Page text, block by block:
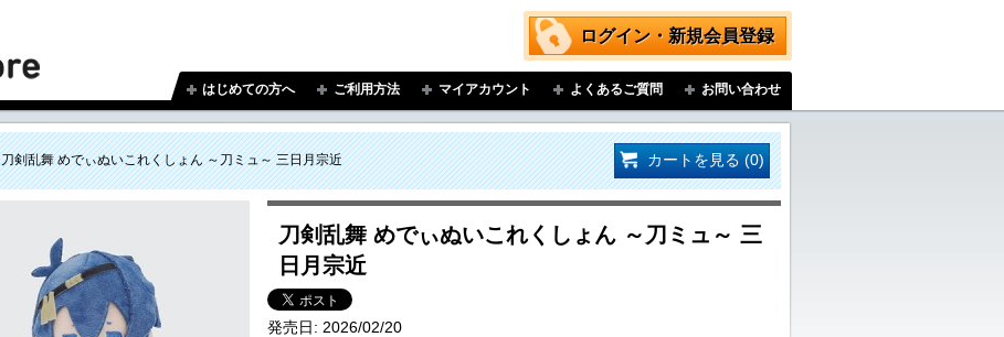
ログイン・新規会員登録
はじめての方へ ご利用方法 マイアカウント よくあるご質問 お問い合わせ
刀剣乱舞 めでぃぬいこれくしょん ～刀ミュ～ 三日月宗近 カートを見る (0)
刀剣乱舞 めでぃぬいこれくしょん ～刀ミュ～ 三
日月宗近
発売日: 2026/02/20